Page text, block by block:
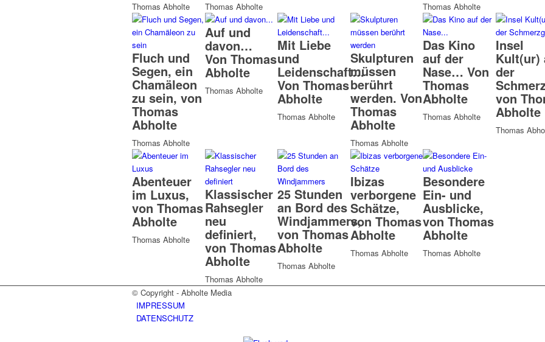
Thomas Abholte Thomas Abholte Thomas Abholte
Fluch und
Segen, ein
Chamäleon
zu sein, von
Thomas
Abholte
Thomas Abholte
Auf und
davon…
Von Thomas
Abholte
Thomas Abholte
Mit Liebe
und
Leidenschaft…
Von Thomas
Abholte
Thomas Abholte
Skulpturen
müssen
berührt
werden. Von
Thomas
Abholte
Thomas Abholte
Das Kino
auf der
Nase… Von
Thomas
Abholte
Thomas Abholte
Insel
Kult(ur)
der
von
Abholte
Thomas
Abenteuer
im Luxus,
von Thomas
Abholte
Thomas Abholte
Klassischer
Rahsegler
neu
definiert,
von Thomas
Abholte
Thomas Abholte
25 Stunden
an Bord des
Windjammers,
von Thomas
Abholte
Thomas Abholte
Ibizas
verborgene
Schätze,
von Thomas
Abholte
Thomas Abholte
Besondere
Ein- und
Ausblicke,
von Thomas
Abholte
Thomas Abholte
© Copyright - Abholte Media
IMPRESSUM
DATENSCHUTZ